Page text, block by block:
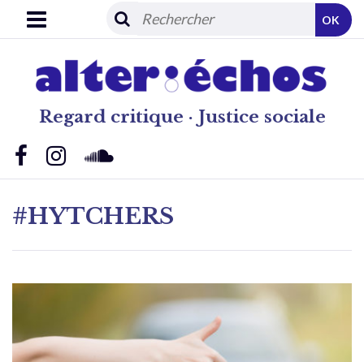
Regard critique · Justice sociale
OK
#HYTCHERS